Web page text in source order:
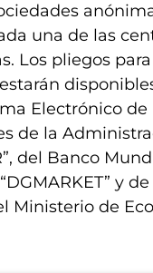
una de las
Los pliegos
Electrónico de
de la
del Banco
y
Ministerio de